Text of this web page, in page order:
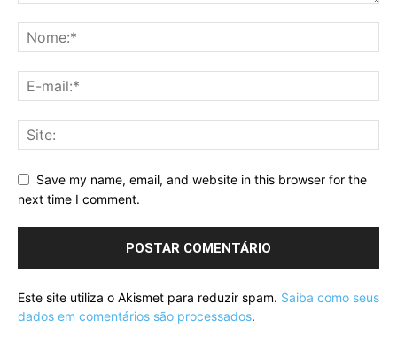
Save my name, email, and website in this browser for the
next time I comment.
Este site utiliza o Akismet para reduzir spam. Saiba como seus
dados em comentários são processados.